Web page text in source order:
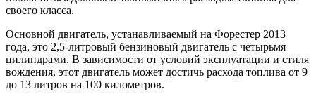
своего класса.
Основной двигатель, устанавливаемый на Форестер 2013
года, это 2,5-литровый бензиновый двигатель с четырьмя
цилиндрами. В зависимости от условий эксплуатации и стиля
вождения, этот двигатель может достичь расхода топлива от 9
до 13 литров на 100 километров.